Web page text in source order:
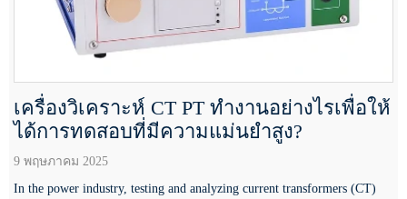
เครื่องวิเคราะห์ CT PT ทำงานอย่างไรเพื่อให้
ได้การทดสอบที่มีความแม่นยำสูง?
9 พฤษภาคม 2025
In the power industry, testing and analyzing current transformers (CT)